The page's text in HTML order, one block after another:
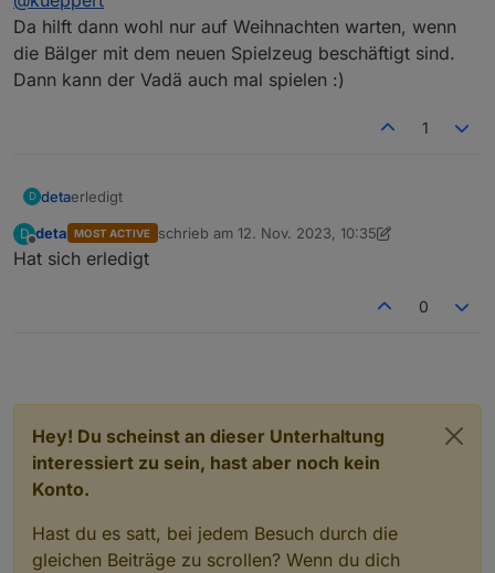
Da hilft dann wohl nur auf Weihnachten warten, wenn
die Bälger mit dem neuen Spielzeug beschäftigt sind.
Dann kann der Vadä auch mal spielen :)
1
D detaerledigt
D
Offline
deta MOST ACTIVE schrieb am 12. Nov. 2023, 10:35
zuletzt editiert von deta11. Dez. 2023, 12:09
Hat sich erledigt
0
Hey! Du scheinst an dieser Unterhaltung
interessiert zu sein, hast aber noch kein
Konto.
Hast du es satt, bei jedem Besuch durch die
gleichen Beiträge zu scrollen? Wenn du dich